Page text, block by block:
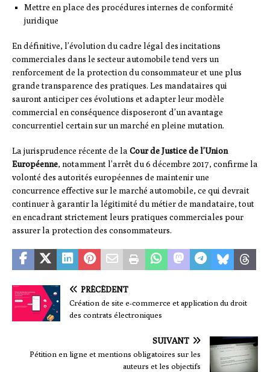
Mettre en place des procédures internes de conformité
juridique
En définitive, l’évolution du cadre légal des incitations
commerciales dans le secteur automobile tend vers un
renforcement de la protection du consommateur et une plus
grande transparence des pratiques. Les mandataires qui
sauront anticiper ces évolutions et adapter leur modèle
commercial en conséquence disposeront d’un avantage
concurrentiel certain sur un marché en pleine mutation.
La jurisprudence récente de la Cour de Justice de l’Union
Européenne, notamment l’arrêt du 6 décembre 2017, confirme la
volonté des autorités européennes de maintenir une
concurrence effective sur le marché automobile, ce qui devrait
continuer à garantir la légitimité du métier de mandataire, tout
en encadrant strictement leurs pratiques commerciales pour
assurer la protection des consommateurs.
PRÉCÉDENT
Création de site e-commerce et application du droit
des contrats électroniques
SUIVANT
Pétition en ligne et mentions obligatoires sur les
auteurs et les objectifs